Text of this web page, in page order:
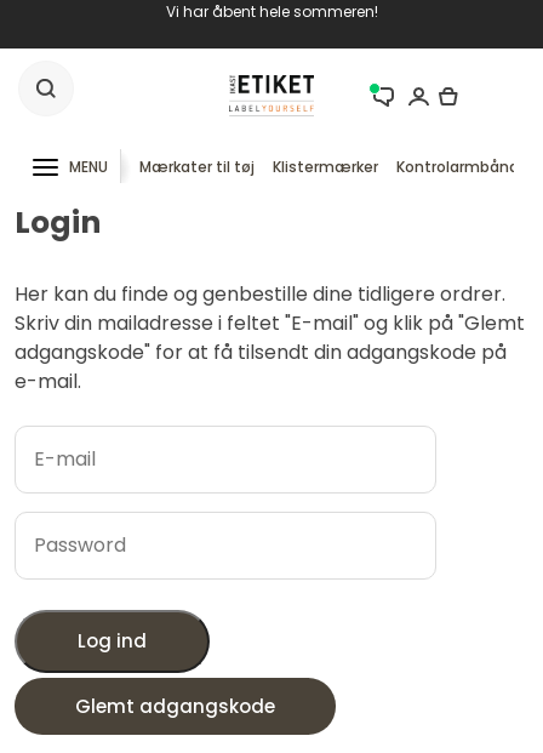
Vi har åbent hele sommeren!
MENU Mærkater til tøj Klistermærker Kontrolarmbånd
Login
Her kan du finde og genbestille dine tidligere ordrer.
Skriv din mailadresse i feltet "E-mail" og klik på "Glemt
adgangskode" for at få tilsendt din adgangskode på
e-mail.
Log ind
Glemt adgangskode